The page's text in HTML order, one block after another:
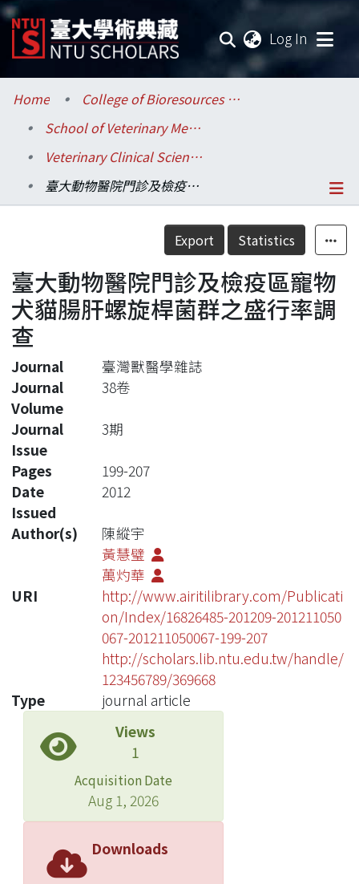
Log In
Communities & Collections
Research Outputs
Fundings & Projects
Statistics
Home
College of Bioresources and Agriculture / 生物資源暨農學院
School of Veterinary Medicine / 獸醫專業學院
Veterinary Clinical Sciences / 臨床動物醫學研究所
臺大動物醫院門診及檢疫區寵物犬貓腸肝螺旋桿菌群之盛行率調查
Details
Export Statistics
臺大動物醫院門診及檢疫區寵物
犬貓腸肝螺旋桿菌群之盛行率調
查
Journal
臺灣獸醫學雜誌
Journal
Volume
38卷
Journal
Issue
3期
Pages
199-207
Date
Issued
2012
Author(s)
陳縱宇
黃慧璧
萬灼華
URI
http://www.airitilibrary.com/Publicati
on/Index/16826485-201209-201211050
067-201211050067-199-207
http://scholars.lib.ntu.edu.tw/handle/
123456789/369668
Type
journal article
Views
1
Acquisition Date
Aug 1, 2026
Downloads